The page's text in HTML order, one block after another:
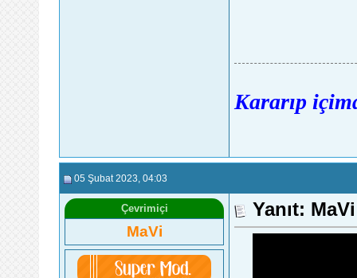
Kararıp
05 Şubat 2023 , 04:03
Çevrimiçi
MaVi
Yanıt: